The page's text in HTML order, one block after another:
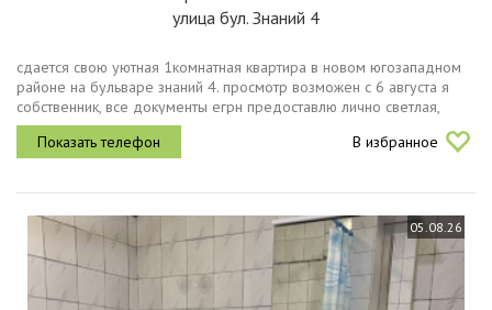
улица бул. Знаний 4
сдается свою уютная 1комнатная квартира в новом югозападном
районе на бульваре знаний 4. просмотр возможен с 6 августа я
собственник, все документы егрн предоставлю лично светлая,
чистая и очень уютная квартира с современным ремонтом. до
этого...
В избранное
05.08.26